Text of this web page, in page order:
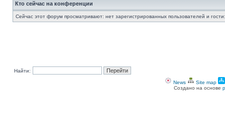
Кто сейчас на конференции
Сейчас этот форум просматривают: нет зарегистрированных пользователей и
Найти:
News Site map
Создано на основе